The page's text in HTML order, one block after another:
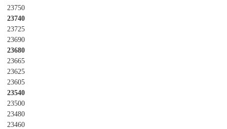
23750
23740
23725
23690
23680
23665
23625
23605
23540
23500
23480
23460